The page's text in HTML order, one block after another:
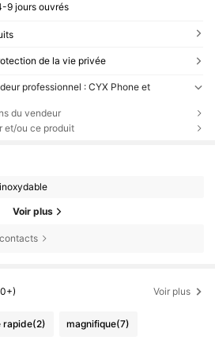
9 jours ouvrés
de la vie privée
professionnel : CYX Phone et
du vendeur
et/ou ce produit
Voir plus
Voir plus
rapide(2) magnifique(7)